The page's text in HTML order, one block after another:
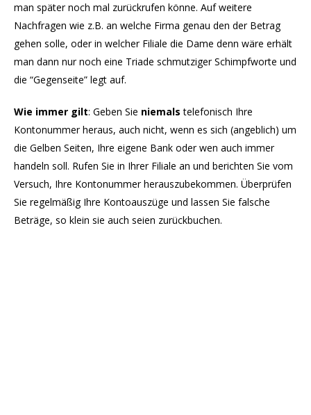
man später noch mal zurückrufen könne. Auf weitere
Nachfragen wie z.B. an welche Firma genau den der Betrag
gehen solle, oder in welcher Filiale die Dame denn wäre erhält
man dann nur noch eine Triade schmutziger Schimpfworte und
die “Gegenseite” legt auf.
Wie immer gilt: Geben Sie niemals telefonisch Ihre
Kontonummer heraus, auch nicht, wenn es sich (angeblich) um
die Gelben Seiten, Ihre eigene Bank oder wen auch immer
handeln soll. Rufen Sie in Ihrer Filiale an und berichten Sie vom
Versuch, Ihre Kontonummer herauszubekommen. Überprüfen
Sie regelmäßig Ihre Kontoauszüge und lassen Sie falsche
Beträge, so klein sie auch seien zurückbuchen.